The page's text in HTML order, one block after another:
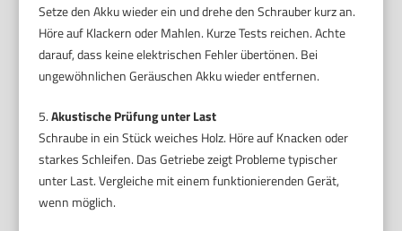
Setze den Akku wieder ein und drehe den Schrauber kurz an.
Höre auf Klackern oder Mahlen. Kurze Tests reichen. Achte
darauf, dass keine elektrischen Fehler übertönen. Bei
ungewöhnlichen Geräuschen Akku wieder entfernen.
5.Akustische Prüfung unter Last
Schraube in ein Stück weiches Holz. Höre auf Knacken oder
starkes Schleifen. Das Getriebe zeigt Probleme typischer
unter Last. Vergleiche mit einem funktionierenden Gerät,
wenn möglich.